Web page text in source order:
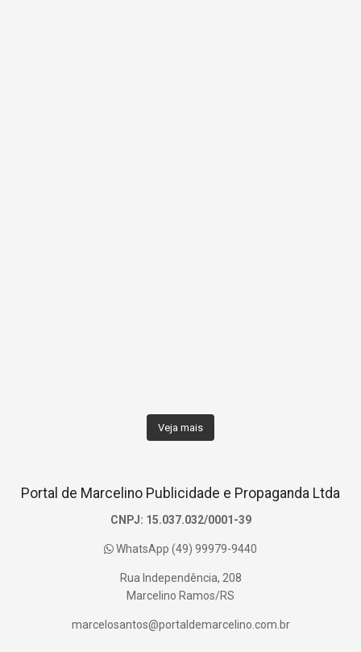
Veja mais
Portal de Marcelino Publicidade e Propaganda Ltda
CNPJ: 15.037.032/0001-39
WhatsApp (49) 99979-9440
Rua Independência, 208
Marcelino Ramos/RS
marcelosantos@portaldemarcelino.com.br